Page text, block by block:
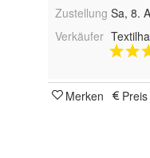
Zustellung Sa, 8.
Verkäufer
Merken